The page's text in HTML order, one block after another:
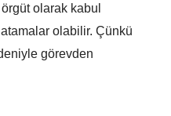
olarak kabul
olabilir. Çünkü
görevden